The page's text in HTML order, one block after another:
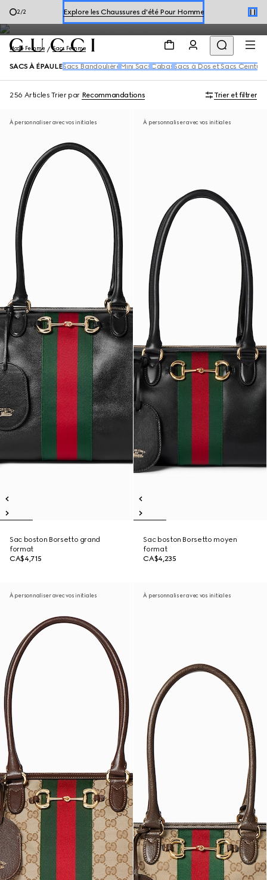
2/2 Explore les Chaussures d'été Pour Homme
Explorer les Chaussures d'été Pour Femme
sacs à bandoulière : modèle avec chaîne, sacs seaux et grands
formats porté épaule.
Mode Femme Sacs Femme
SACS À ÉPAULE Sacs BandoulièreMini Sacs Cabas Sacs à Dos et Sacs Ceinture
256 Articles Trier par Recommandations Trier et filtrer
À personnaliser avec vos initiales
Sac boston Borsetto grand
format
CA$4,715
À personnaliser avec vos initiales
Sac boston Borsetto moyen
format
CA$4,235
À personnaliser avec vos initiales À personnaliser avec vos initiales